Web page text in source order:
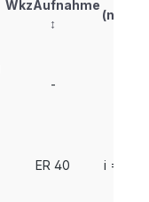
WkzAufnahme
↕
(n1:n2)
-
ER 40 i = 1 : 1